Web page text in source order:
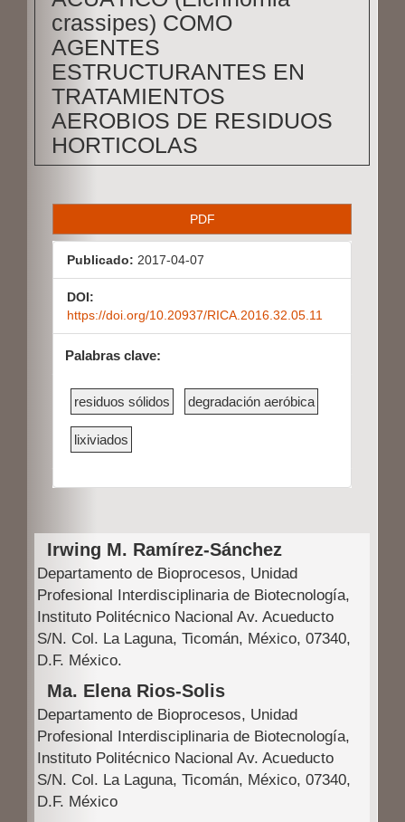
crassipes) COMO
AGENTES
ESTRUCTURANTES EN
TRATAMIENTOS
AEROBIOS DE RESIDUOS
HORTICOLAS
B
a
r
a
r
l
d
e
l
a
r
t
í
c
u
PDF
Publicado: 2017-04-07
DOI:
https://doi.org/10.20937/RICA.2016.32.05.11
Palabras clave:
residuos sólidos degradación aeróbica
lixiviados
Contenido
principal
del
artículo
Irwing M. Ramírez-Sánchez
Departamento de Bioprocesos, Unidad
Profesional Interdisciplinaria de Biotecnología,
Instituto Politécnico Nacional Av. Acueducto
S/N. Col. La Laguna, Ticomán, México, 07340,
D.F. México.
Ma. Elena Rios-Solis
Departamento de Bioprocesos, Unidad
Profesional Interdisciplinaria de Biotecnología,
Instituto Politécnico Nacional Av. Acueducto
S/N. Col. La Laguna, Ticomán, México, 07340,
D.F. México